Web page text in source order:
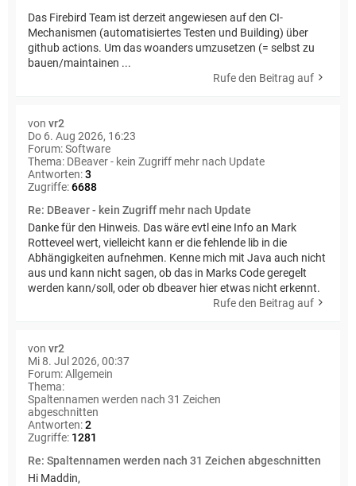
Das Firebird Team ist derzeit angewiesen auf den CI-
Mechanismen (automatisiertes Testen und Building) über
github actions. Um das woanders umzusetzen (= selbst zu
bauen/maintainen ...
Rufe den Beitrag auf
von vr2
Do 6. Aug 2026, 16:23
Forum:Software
Thema: DBeaver - kein Zugriff mehr nach Update
Antworten:3
Zugriffe:6688
Re: DBeaver - kein Zugriff mehr nach Update
Danke für den Hinweis. Das wäre evtl eine Info an Mark
Rotteveel wert, vielleicht kann er die fehlende lib in die
Abhängigkeiten aufnehmen. Kenne mich mit Java auch nicht
aus und kann nicht sagen, ob das in Marks Code geregelt
werden kann/soll, oder ob dbeaver hier etwas nicht erkennt.
Rufe den Beitrag auf
von vr2
Mi 8. Jul 2026, 00:37
Forum:Allgemein
Thema:
Spaltennamen werden nach 31 Zeichen
abgeschnitten
Antworten:2
Zugriffe: 1281
Re: Spaltennamen werden nach 31 Zeichen abgeschnitten
Hi Maddin,